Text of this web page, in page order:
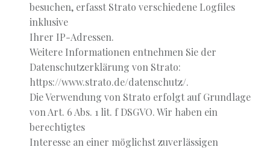
besuchen, erfasst Strato verschiedene Logfiles
inklusive
Ihrer IP-Adressen.
Weitere Informationen entnehmen Sie der
Datenschutzerklärung von Strato:
https://www.strato.de/datenschutz/.
Die Verwendung von Strato erfolgt auf Grundlage
von Art. 6 Abs. 1 lit. f DSGVO. Wir haben ein
berechtigtes
Interesse an einer möglichst zuverlässigen